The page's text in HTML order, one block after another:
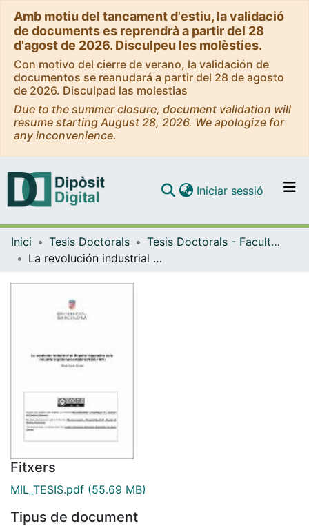
Amb motiu del tancament d'estiu, la validació
de documents es reprendrà a partir del 28
d'agost de 2026. Disculpeu les molèsties.
Con motivo del cierre de verano, la validación de
documentos se reanudará a partir del 28 de agosto
de 2026. Disculpad las molestias
Due to the summer closure, document validation will
resume starting August 28, 2026. We apologize for
any inconvenience.
Navega per tot el DD
Iniciar sessió (current)
Inici Tesis Doctorals
Tesis Doctorals - Facultat - Filosofia i Lletres
La revolución industrial en España: expansión de la industria algodonera catalana (1832-1861)
Fitxers
MIL_TESIS.pdf (55.69 MB)
Tipus de document